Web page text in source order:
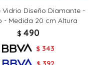
Diseño Diamante -
- Medida 20 cm Altura
$ 490
$ 343